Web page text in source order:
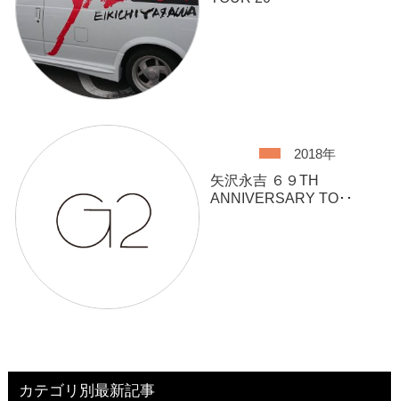
2018年
矢沢永吉 ６９TH
ANNIVERSARY TO･･
カテゴリ別最新記事